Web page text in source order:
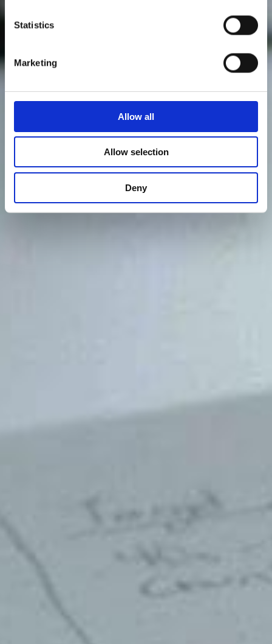
Statistics
Marketing
Allow all
Allow selection
Deny